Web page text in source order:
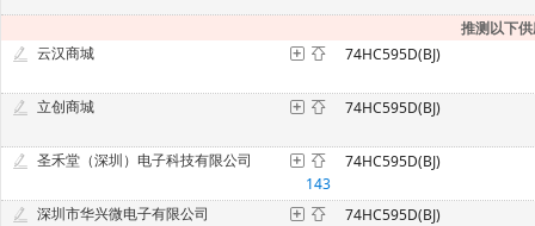
推测以下
云汉商城
74HC595D(BJ)
立创商城 74HC595D(BJ)
圣禾堂（深圳）电子科技有限公司
143
74HC595D(BJ)
深圳市华兴微电子有限公司
74HC595D(BJ)